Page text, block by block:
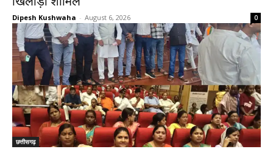
Dipesh Kushwaha - August 6, 2026 0
छत्तीसगढ़